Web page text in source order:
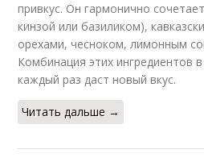
привкус. Он гармонично
кинзой или базиликом),
орехами, чесноком, лимонным
Комбинация этих ингредиентов
каждый раз даст новый вкус.
Читать дальше →